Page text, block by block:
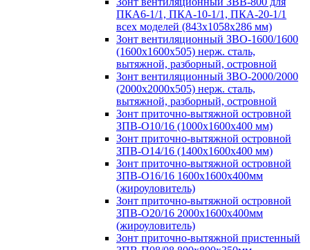
ПКА6-1/1, ПКА-10-1/1, ПКА-20-1/1
всех моделей (843х1058х286 мм)
Зонт вентиляционный ЗВО-1600/1600
(1600х1600х505) нерж. сталь,
вытяжной, разборный, островной
Зонт вентиляционный ЗВО-2000/2000
(2000х2000х505) нерж. сталь,
вытяжной, разборный, островной
Зонт приточно-вытяжной островной
ЗПВ-О10/16 (1000х1600х400 мм)
Зонт приточно-вытяжной островной
ЗПВ-О14/16 (1400х1600х400 мм)
Зонт приточно-вытяжной островной
ЗПВ-О16/16 1600х1600х400мм
(жироуловитель)
Зонт приточно-вытяжной островной
ЗПВ-О20/16 2000х1600х400мм
(жироуловитель)
Зонт приточно-вытяжной пристенный